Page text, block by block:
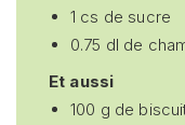
1 cs de sucre
0.75 dl de
Et aussi
100 g de